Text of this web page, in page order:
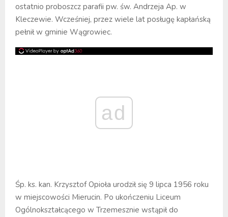
ostatnio proboszcz parafii pw. św. Andrzeja Ap. w
Kleczewie. Wcześniej, przez wiele lat posługę kapłańską
pełnił w gminie Wągrowiec.
ad
Śp. ks. kan. Krzysztof Opioła urodził się 9 lipca 1956 roku
w miejscowości Mierucin. Po ukończeniu Liceum
Ogólnokształcącego w Trzemesznie wstąpił do